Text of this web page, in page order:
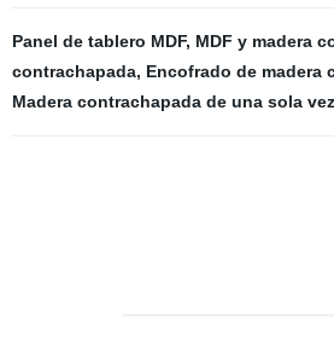
Panel de tablero MDF, MDF y madera
contrachapada, Encofrado de madera
Madera contrachapada de una sola vez